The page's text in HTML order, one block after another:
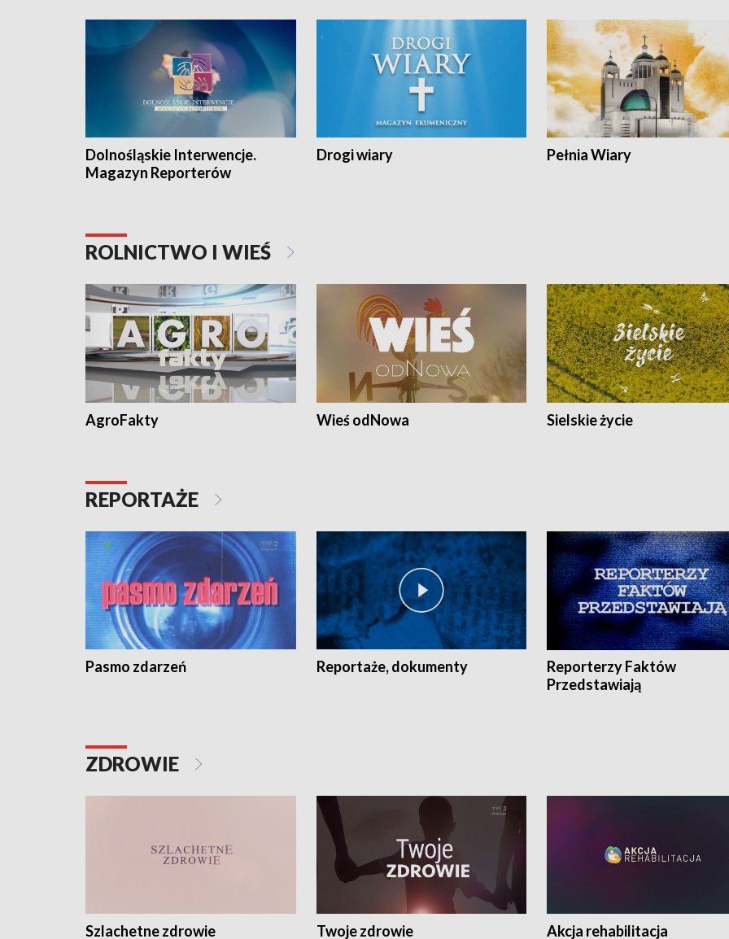
Dolnośląskie Interwencje.
Magazyn Reporterów
Drogi wiary Pełnia Wiary
ROLNICTWO I WIEŚ
AgroFakty Wieś odNowa Sielskie życie
REPORTAŻE
Pasmo zdarzeń Reportaże, dokumenty
Reporterzy Faktów
Przedstawiają
ZDROWIE
Szlachetne zdrowie Twoje zdrowie Akcja rehabilitacja